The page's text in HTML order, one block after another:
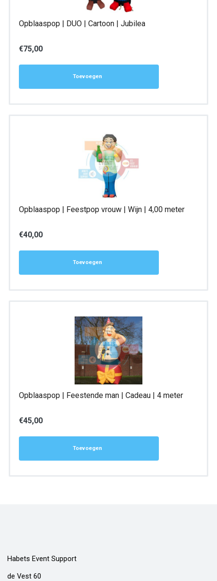
Opblaaspop | DUO | Cartoon | Jubilea
€75,00
Toevoegen
Opblaaspop | Feestpop vrouw | Wijn | 4,00 meter
€40,00
Toevoegen
Opblaaspop | Feestende man | Cadeau | 4 meter
€45,00
Toevoegen
Habets Event Support
de Vest 60